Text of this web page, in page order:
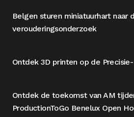
Belgen sturen miniatuurhart naar
verouderingsonderzoek
Ontdek 3D printen op de
Ontdek de toekomst van AM
ProductionToGo Benelux Open